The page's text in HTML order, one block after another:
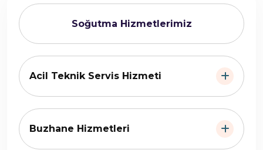
Soğutma Hizmetlerimiz
Acil Teknik Servis Hizmeti
Buzhane Hizmetleri